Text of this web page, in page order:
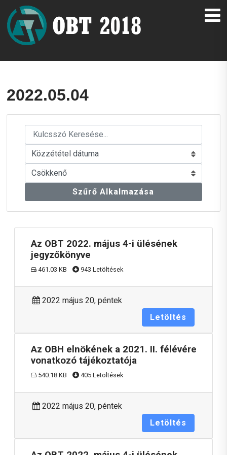
2022.05.04
Szűrő Alkalmazása
Az OBT 2022. május 4-i ülésének
jegyzőkönyve
461.03 KB 943 Letöltések
2022 május 20, péntek
Letöltés
Az OBH elnökének a 2021. II. félévére
vonatkozó tájékoztatója
540.18 KB 405 Letöltések
2022 május 20, péntek
Letöltés